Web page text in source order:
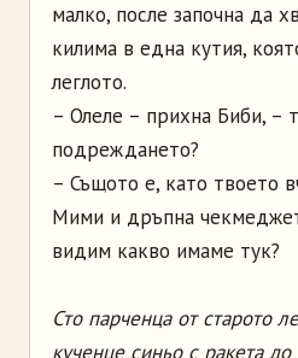
малко, после започна да
килима в една кутия,
леглото.
– Олеле – прихна Биби, –
подреждането?
– Същото е, като твоето
Мими и дръпна
видим какво имаме тук?
Сто парченца от старото
кученце синьо с ракета до